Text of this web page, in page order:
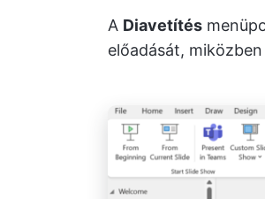
A Diavetítés
előadását,